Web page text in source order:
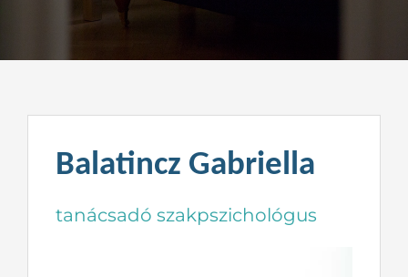
Kapcsolat
Balatincz Gabriella
tanácsadó szakpszichológus